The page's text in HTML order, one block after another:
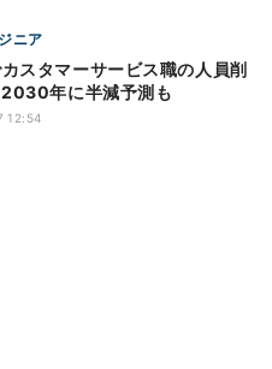
ニア
スタマーサービス職の人員削
年に半減予測も
12:54